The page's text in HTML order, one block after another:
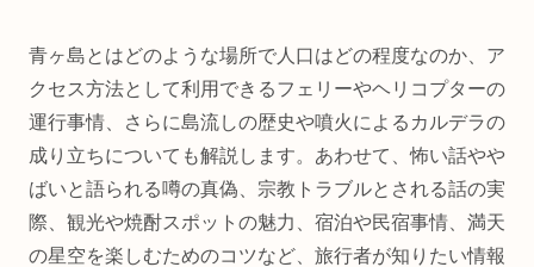
青ヶ島とはどのような場所で人口はどの程度なのか、ア
クセス方法として利用できるフェリーやヘリコプターの
運行事情、さらに島流しの歴史や噴火によるカルデラの
成り立ちについても解説します。あわせて、怖い話やや
ばいと語られる噂の真偽、宗教トラブルとされる話の実
際、観光や焼酎スポットの魅力、宿泊や民宿事情、満天
の星空を楽しむためのコツなど、旅行者が知りたい情報